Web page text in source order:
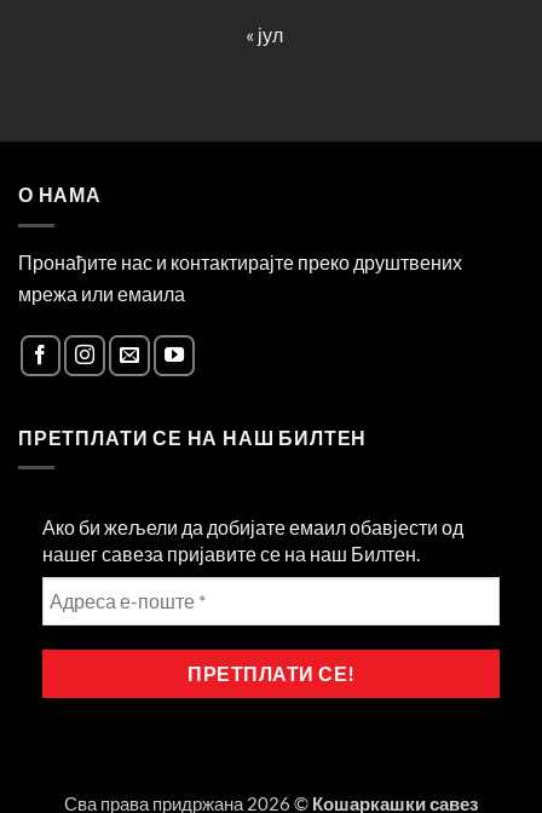
« јул
О НАМА
Пронађите нас и контактирајте преко друштвених
мрежа или емаила
ПРЕТПЛАТИ СЕ НА НАШ БИЛТЕН
Ако би жељели да добијате емаил обавјести од
нашег савеза пријавите се на наш Билтен.
Сва права придржана 2026 © Кошаркашки савез